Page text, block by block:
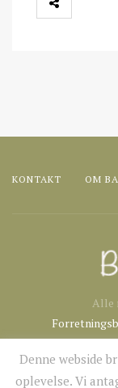
KONTAKT OM
Alle
Denne webside
oplevelse. Vi